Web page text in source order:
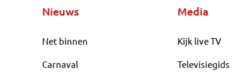
Nieuws
Net binnen
Carnaval
Media
Kijk live TV
Televisiegids